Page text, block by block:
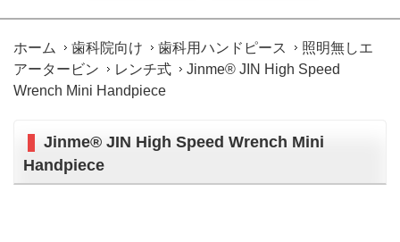
ホーム 歯科院向け 歯科用ハンドピース
照明無しエ
アータービン
レンチ式
Jinme® JIN High Speed
Wrench Mini Handpiece
Jinme® JIN High Speed Wrench Mini
Handpiece